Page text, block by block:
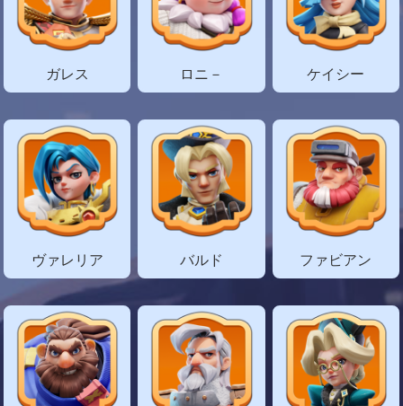
ガレス ロニ－ ケイシー
ヴァレリア バルド ファビアン